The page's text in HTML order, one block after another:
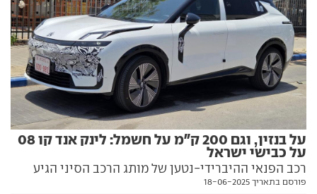
על בנזין, וגם 200 ק"מ על חשמל: לינק אנד קו 08
על כבישי ישראל
רכב הפנאי ההיברידי-נטען של מותג הרכב הסיני הגיע
לישראל ועובר סדרת ניסויים לקראת תחילת השיווק. הנה
פורסם בתאריך 18-06-2025